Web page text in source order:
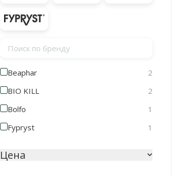
Поиск по бренду
Beaphar
2
BIO KILL
2
Bolfo
1
Fypryst
1
Цена